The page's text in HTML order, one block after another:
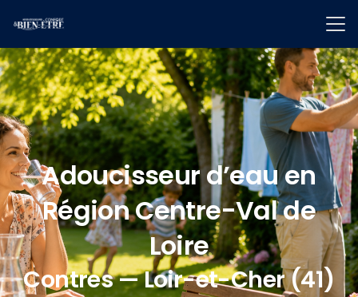
Adoucisseur d’eau en
Région Centre-Val de
Loire
Contres — Loir-et-Cher (41)